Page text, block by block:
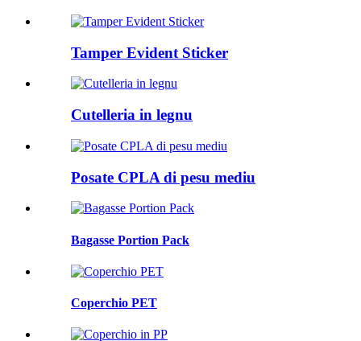
Tamper Evident Sticker
Cutelleria in legnu
Posate CPLA di pesu mediu
Bagasse Portion Pack
Coperchio PET